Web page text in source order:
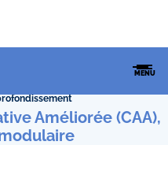
MENU
modulaire
Améliorée (CAA),